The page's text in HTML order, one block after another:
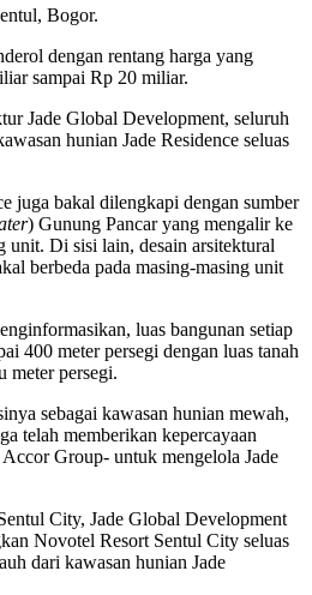
Bogor.
dengan rentang harga yang
sampai Rp 20 miliar.
Jade Global Development, seluruh
hunian Jade Residence seluas
juga bakal dilengkapi dengan sumber
) Gunung Pancar yang mengalir ke
unit. Di sisi lain, desain arsitektural
berbeda pada masing-masing unit
luas bangunan setiap
400 meter persegi dengan luas tanah
meter persegi.
sebagai kawasan hunian mewah,
telah memberikan kepercayaan
Group- untuk mengelola Jade
City, Jade Global Development
Novotel Resort Sentul City seluas
dari kawasan hunian Jade